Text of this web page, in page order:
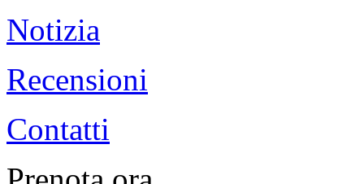
Notizia
Recensioni
Contatti